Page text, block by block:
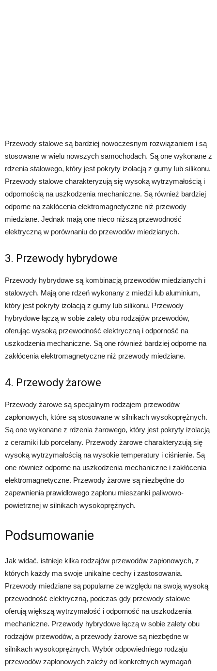
Przewody stalowe są bardziej nowoczesnym rozwiązaniem i są
stosowane w wielu nowszych samochodach. Są one wykonane z
rdzenia stalowego, który jest pokryty izolacją z gumy lub silikonu.
Przewody stalowe charakteryzują się wysoką wytrzymałością i
odpornością na uszkodzenia mechaniczne. Są również bardziej
odporne na zakłócenia elektromagnetyczne niż przewody
miedziane. Jednak mają one nieco niższą przewodność
elektryczną w porównaniu do przewodów miedzianych.
3. Przewody hybrydowe
Przewody hybrydowe są kombinacją przewodów miedzianych i
stalowych. Mają one rdzeń wykonany z miedzi lub aluminium,
który jest pokryty izolacją z gumy lub silikonu. Przewody
hybrydowe łączą w sobie zalety obu rodzajów przewodów,
oferując wysoką przewodność elektryczną i odporność na
uszkodzenia mechaniczne. Są one również bardziej odporne na
zakłócenia elektromagnetyczne niż przewody miedziane.
4. Przewody żarowe
Przewody żarowe są specjalnym rodzajem przewodów
zapłonowych, które są stosowane w silnikach wysokoprężnych.
Są one wykonane z rdzenia żarowego, który jest pokryty izolacją
z ceramiki lub porcelany. Przewody żarowe charakteryzują się
wysoką wytrzymałością na wysokie temperatury i ciśnienie. Są
one również odporne na uszkodzenia mechaniczne i zakłócenia
elektromagnetyczne. Przewody żarowe są niezbędne do
zapewnienia prawidłowego zapłonu mieszanki paliwowo-
powietrznej w silnikach wysokoprężnych.
Podsumowanie
Jak widać, istnieje kilka rodzajów przewodów zapłonowych, z
których każdy ma swoje unikalne cechy i zastosowania.
Przewody miedziane są popularne ze względu na swoją wysoką
przewodność elektryczną, podczas gdy przewody stalowe
oferują większą wytrzymałość i odporność na uszkodzenia
mechaniczne. Przewody hybrydowe łączą w sobie zalety obu
rodzajów przewodów, a przewody żarowe są niezbędne w
silnikach wysokoprężnych. Wybór odpowiedniego rodzaju
przewodów zapłonowych zależy od konkretnych wymagań